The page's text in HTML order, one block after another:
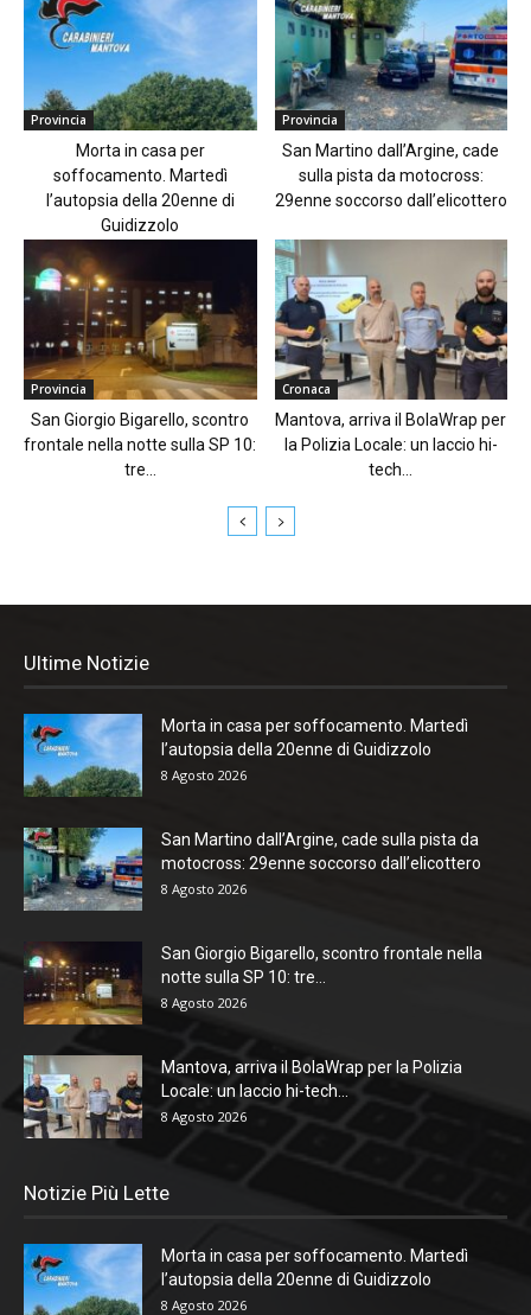
Provincia
Morta in casa per
soffocamento. Martedì
l’autopsia della 20enne di
Guidizzolo
Provincia
San Martino dall’Argine, cade
sulla pista da motocross:
29enne soccorso dall’elicottero
Provincia
San Giorgio Bigarello, scontro
frontale nella notte sulla SP 10:
tre...
Cronaca
Mantova, arriva il BolaWrap per
la Polizia Locale: un laccio hi-
tech...
Ultime Notizie
Morta in casa per soffocamento. Martedì
l’autopsia della 20enne di Guidizzolo
8 Agosto 2026
San Martino dall’Argine, cade sulla pista da
motocross: 29enne soccorso dall’elicottero
8 Agosto 2026
San Giorgio Bigarello, scontro frontale nella
notte sulla SP 10: tre...
8 Agosto 2026
Mantova, arriva il BolaWrap per la Polizia
Locale: un laccio hi-tech...
8 Agosto 2026
Notizie Più Lette
Morta in casa per soffocamento. Martedì
l’autopsia della 20enne di Guidizzolo
8 Agosto 2026